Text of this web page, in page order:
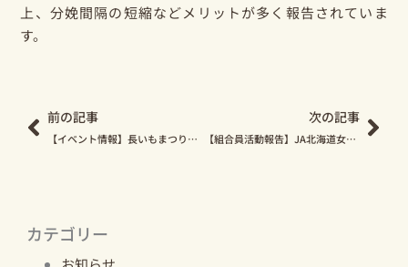
カテゴリー
上、分娩間隔の短縮などメリットが多く報告されていま
す。
前の記事
【イベント情報】長いもまつり＆収穫感謝祭、11月16日開催！
次の記事
【組合員活動報告】JA北海道女性リーダー研修会・北海道家の光大会に参加しました！